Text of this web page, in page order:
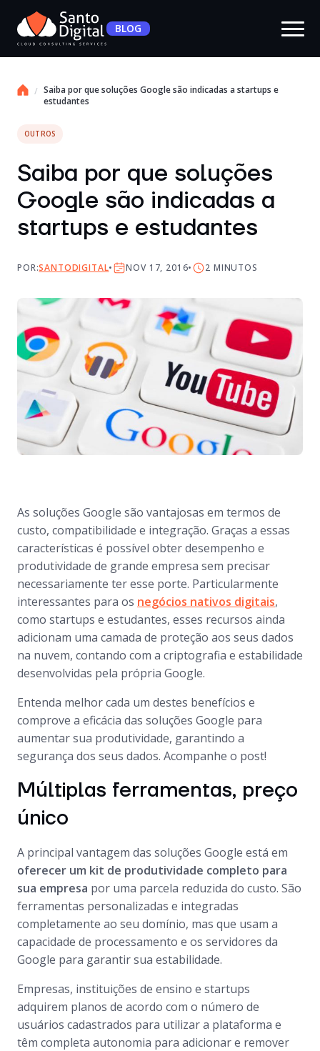
BLOG
Saiba por que soluções Google são indicadas a startups e
estudantes
OUTROS
Saiba por que soluções
Google são indicadas a
startups e estudantes
POR:SANTODIGITAL NOV 17, 2016 2 MINUTOS
As soluções Google são vantajosas em termos de
custo, compatibilidade e integração. Graças a essas
características é possível obter desempenho e
produtividade de grande empresa sem precisar
necessariamente ter esse porte. Particularmente
interessantes para os negócios nativos digitais,
como startups e estudantes, esses recursos ainda
adicionam uma camada de proteção aos seus dados
na nuvem, contando com a criptografia e estabilidade
desenvolvidas pela própria Google.
Entenda melhor cada um destes benefícios e
comprove a eficácia das soluções Google para
aumentar sua produtividade, garantindo a
segurança dos seus dados. Acompanhe o post!
Múltiplas ferramentas, preço
único
A principal vantagem das soluções Google está em
oferecer um kit de produtividade completo para
sua empresa por uma parcela reduzida do custo. São
ferramentas personalizadas e integradas
completamente ao seu domínio, mas que usam a
capacidade de processamento e os servidores da
Google para garantir sua estabilidade.
Empresas, instituições de ensino e startups
adquirem planos de acordo com o número de
usuários cadastrados para utilizar a plataforma e
têm completa autonomia para adicionar e remover